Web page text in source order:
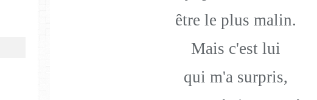
être le plus malin.
Mais c'est lui
qui m'a surpris,